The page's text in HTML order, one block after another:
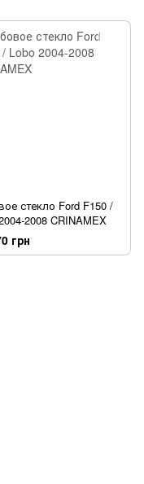
стекло Ford F150 /
2008 CRINAMEX
грн